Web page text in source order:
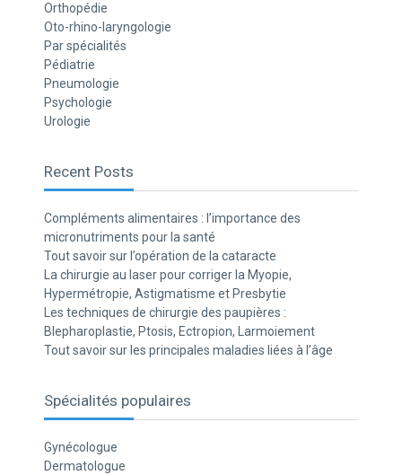
Orthopédie
Oto-rhino-laryngologie
Par spécialités
Pédiatrie
Pneumologie
Psychologie
Urologie
Recent Posts
Compléments alimentaires : l’importance des
micronutriments pour la santé
Tout savoir sur l’opération de la cataracte
La chirurgie au laser pour corriger la Myopie,
Hypermétropie, Astigmatisme et Presbytie
Les techniques de chirurgie des paupières :
Blepharoplastie, Ptosis, Ectropion, Larmoiement
Tout savoir sur les principales maladies liées à l’âge
Spécialités populaires
Gynécologue
Dermatologue